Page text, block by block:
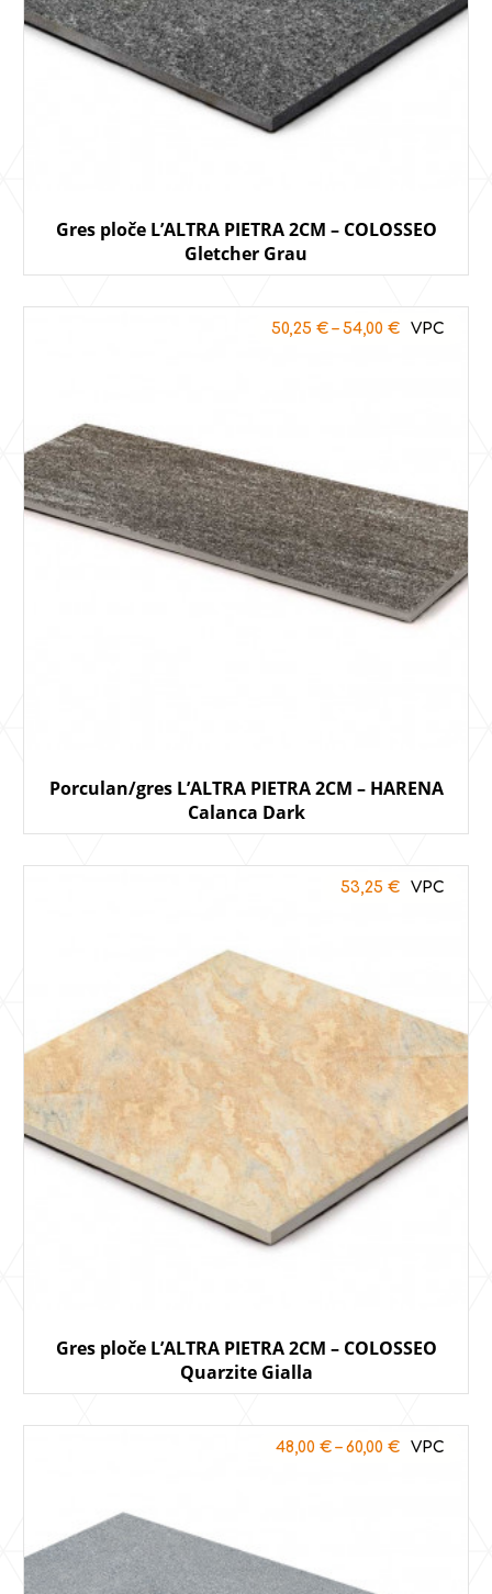
Gres ploče L’ALTRA PIETRA 2CM – COLOSSEO
Gletcher Grau
Porculan/gres L’ALTRA PIETRA 2CM – HARENA
Calanca Dark
50,25 €– 54,00 €
Gres ploče L’ALTRA PIETRA 2CM – COLOSSEO
Quarzite Gialla
53,25 €
48,00 €– 60,00 €